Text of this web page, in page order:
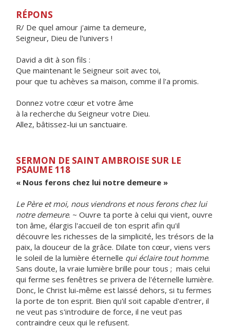
RÉPONS
R/ De quel amour j'aime ta demeure,
Seigneur, Dieu de l'univers !
David a dit à son fils :
Que maintenant le Seigneur soit avec toi,
pour que tu achèves sa maison, comme il l'a promis.
Donnez votre cœur et votre âme
à la recherche du Seigneur votre Dieu.
Allez, bâtissez-lui un sanctuaire.
SERMON DE SAINT AMBROISE SUR LE
PSAUME 118
« Nous ferons chez lui notre demeure »
Le Père et moi, nous viendrons et nous ferons chez lui
notre demeure. ~ Ouvre ta porte à celui qui vient, ouvre
ton âme, élargis l'accueil de ton esprit afin qu'il
découvre les richesses de la simplicité, les trésors de la
paix, la douceur de la grâce. Dilate ton cœur, viens vers
le soleil de la lumière éternelle qui éclaire tout homme.
Sans doute, la vraie lumière brille pour tous ; mais celui
qui ferme ses fenêtres se privera de l'éternelle lumière.
Donc, le Christ lui-même est laissé dehors, si tu fermes
la porte de ton esprit. Bien qu'il soit capable d'entrer, il
ne veut pas s'introduire de force, il ne veut pas
contraindre ceux qui le refusent.